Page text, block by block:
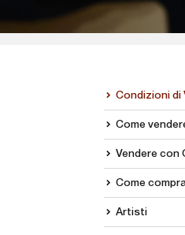
Condizioni di
Come
Vendere con
Come
Artisti